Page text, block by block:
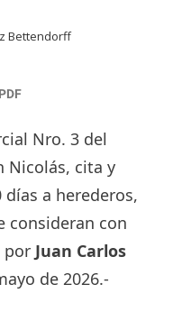
Bettendorff
Nro. 3 del
Nicolás, cita y
a herederos,
consideran con
por Juan Carlos
de 2026.-